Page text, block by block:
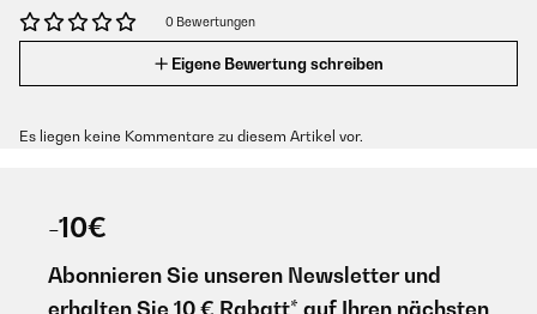
0 Bewertungen
Eigene Bewertung schreiben
Es liegen keine Kommentare zu diesem Artikel vor.
-10€
Abonnieren Sie unseren Newsletter und
erhalten Sie 10 € Rabatt* auf Ihren nächsten